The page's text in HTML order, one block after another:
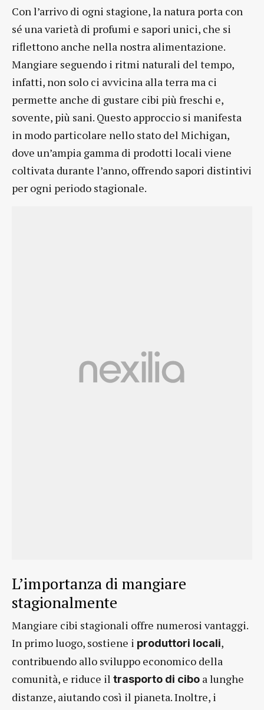
Con l’arrivo di ogni stagione, la natura porta con
sé una varietà di profumi e sapori unici, che si
riflettono anche nella nostra alimentazione.
Mangiare seguendo i ritmi naturali del tempo,
infatti, non solo ci avvicina alla terra ma ci
permette anche di gustare cibi più freschi e,
sovente, più sani. Questo approccio si manifesta
in modo particolare nello stato del Michigan,
dove un’ampia gamma di prodotti locali viene
coltivata durante l’anno, offrendo sapori distintivi
per ogni periodo stagionale.
L’importanza di mangiare
stagionalmente
Mangiare cibi stagionali offre numerosi vantaggi.
In primo luogo, sostiene i produttori locali,
contribuendo allo sviluppo economico della
comunità, e riduce il trasporto di cibo a lunghe
distanze, aiutando così il pianeta. Inoltre, i